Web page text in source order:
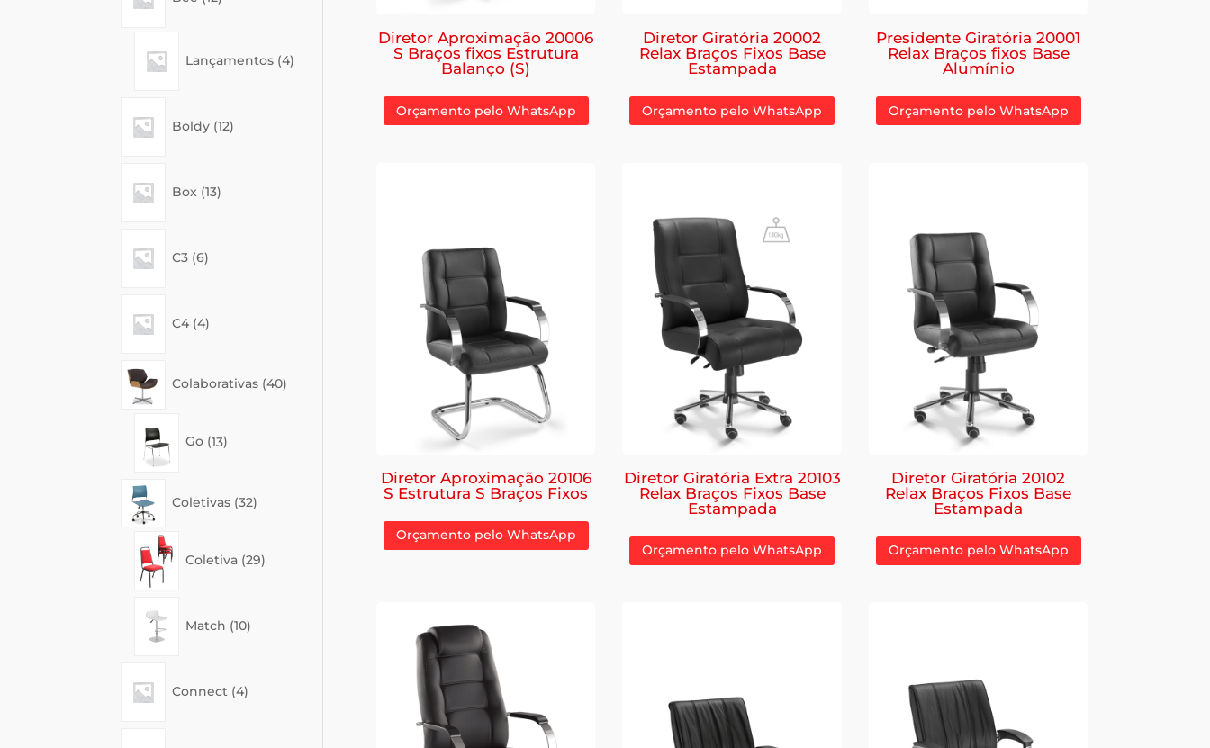
Lançamentos 4products
Boldy 12products
Box 13products
C3 6products
C4 4products
Colaborativas 40products
Go 13products
Coletivas 32products
Coletiva 29products
Match 10products
Connect 4products
Diretor Aproximação 20006
S Braços fixos Estrutura
Balanço (S)
Orçamento pelo WhatsApp
Diretor Giratória 20002
Relax Braços Fixos Base
Estampada
Orçamento pelo WhatsApp
Presidente Giratória 20001
Relax Braços fixos Base
Alumínio
Orçamento pelo WhatsApp
Diretor Aproximação 20106
S Estrutura S Braços Fixos
Orçamento pelo WhatsApp
Diretor Giratória Extra 20103
Relax Braços Fixos Base
Estampada
Orçamento pelo WhatsApp
Diretor Giratória 20102
Relax Braços Fixos Base
Estampada
Orçamento pelo WhatsApp